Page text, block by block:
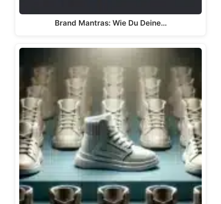
Brand Mantras: Wie Du Deine…